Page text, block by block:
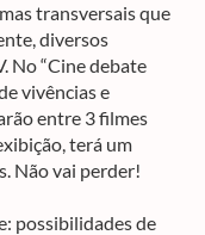
transversais que
diversos
No “Cine debate
vivências e
entre 3 filmes
terá um
Não vai perder!
possibilidades de